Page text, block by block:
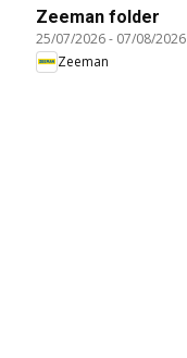
Zeeman folder
25/07/2026- 07/08/2026
Zeeman